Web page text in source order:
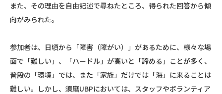
また、その理由を自由記述で尋ねたところ、得られた回答から傾
向がみられた。
参加者は、日頃から「障害（障がい）」があるために、様々な場
面で「難しい」、「ハードル」が高いと「諦める」ことが多く、
普段の「環境」では、また「家族」だけでは「海」に来ることは
難しい。しかし、須磨UBPにおいては、スタッフやボランティア